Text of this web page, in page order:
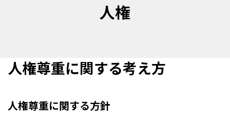
人権
人権尊重に関する考え方
人権尊重に関する方針